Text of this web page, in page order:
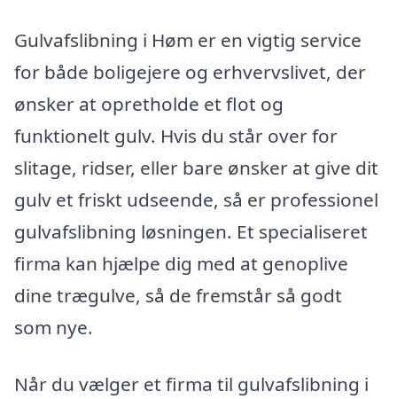
Gulvafslibning i Høm er en vigtig service
for både boligejere og erhvervslivet, der
ønsker at opretholde et flot og
funktionelt gulv. Hvis du står over for
slitage, ridser, eller bare ønsker at give dit
gulv et friskt udseende, så er professionel
gulvafslibning løsningen. Et specialiseret
firma kan hjælpe dig med at genoplive
dine trægulve, så de fremstår så godt
som nye.
Når du vælger et firma til gulvafslibning i